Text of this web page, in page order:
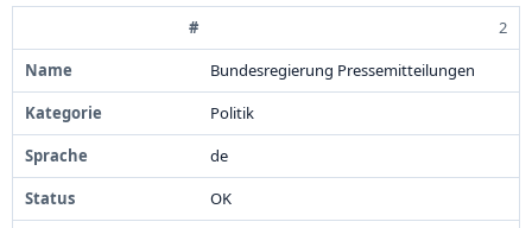
Quelle
Benutzerfeed
RSS-
URL
Fehler
2
Bundesregierung Pressemitteilungen
Politik
de
OK